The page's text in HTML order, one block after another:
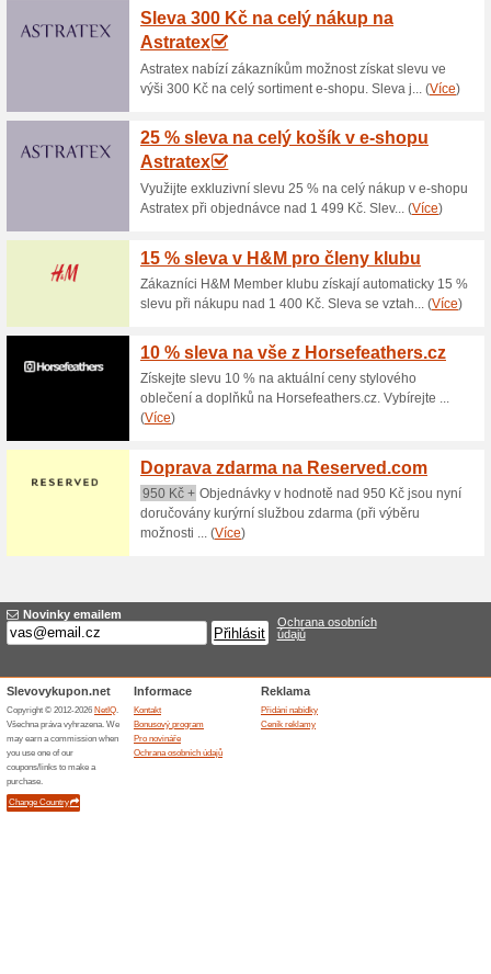
celou rodinu a dopřejte si
vystavení.
Slevový kupón 200
na BIGHO
100% fungovalo
Kupón
Využijte slevu 200 Kč na
zadat slevový kód při
si kvalitní obuv pro každé
30 dní od vystavení, tak
50 % sleva na
100% fungovalo
Pokud v internetovém